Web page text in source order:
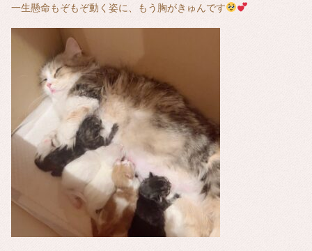
一生懸命もぞもぞ動く姿に、もう胸がきゅんです